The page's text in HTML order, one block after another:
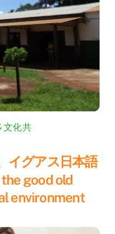
文化共
イグアス日本語
good old
environment